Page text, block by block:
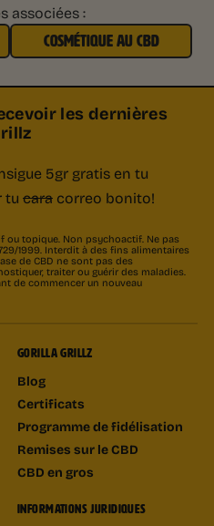
associées :
COSMÉTIQUE AU CBD
les dernières
5gr gratis en tu
tu cara correo bonito!
ou topique. Non psychoactif. Ne pas
1999. Interdit à des fins alimentaires
de CBD ne sont pas des
traiter ou guérir des maladies.
de commencer un nouveau
GORILLA GRILLZ
Blog
Certificats
Programme de fidélisation
Remises sur le CBD
CBD en gros
INFORMATIONS JURIDIQUES